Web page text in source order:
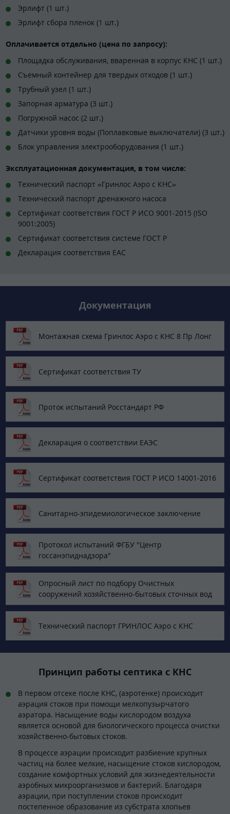
Эрлифт (1 шт.)
Эрлифт сбора пленок (1 шт.)
Оплачивается отдельно (цена по запросу):
Площадка обслуживания, вваренная в корпус КНС (1 шт.)
Съемный контейнер для твердых отходов (1 шт.)
Трубный узел (1 шт.)
Запорная арматура (3 шт.)
Погружной насос (2 шт.)
Датчики уровня воды (Поплавковые выключатели) (3 шт.)
Блок управления электрооборудования (1 шт.)
Эксплуатационная документация, в том числе:
Технический паспорт «Гринлос Аэро с КНС»
Технический паспорт дренажного насоса
Сертификат соответствия ГОСТ Р ИСО 9001-2015 (ISO
9001:2005)
Сертификат соответствия системе ГОСТ Р
Декларация соответствия EAC
Документация
Монтажная схема Гринлос Аэро с КНС 8 Пр Лонг
Сертификат соответствия ТУ
Проток испытаний Росстандарт РФ
Декларация о соответствии ЕАЭС
Сертификат соответствия ГОСТ Р ИСО 14001-2016
Санитарно-эпидемиологическое заключение
Протокол испытаний ФГБУ "Центр
госсанэпиднадзора"
Опросный лист по подбору Очистных
сооружений хозяйственно-бытовых сточных вод
Технический паспорт ГРИНЛОС Аэро с КНС
Принцип работы септика с КНС
В первом отсеке после КНС, (аэротенке) происходит
аэрация стоков при помощи мелкопузырчатого
аэратора. Насыщение воды кислородом воздуха
является основой для биологического процесса очистки
хозяйственно-бытовых стоков.
В процессе аэрации происходит разбиение крупных
частиц на более мелкие, насыщение стоков кислородом,
создание комфортных условий для жизнедеятельности
аэробных микроорганизмов и бактерий. Благодаря
аэрации, при поступлении стоков происходит
постепенное образование из субстрата хлопьев